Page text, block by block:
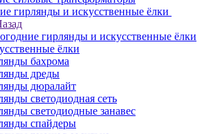
гирлянды и искусственные ёлки
гирлянды и искусственные ёлки
ёлки
бахрома
дреды
дюралайт
светодиодная сеть
светодиодные занавес
спайдеры